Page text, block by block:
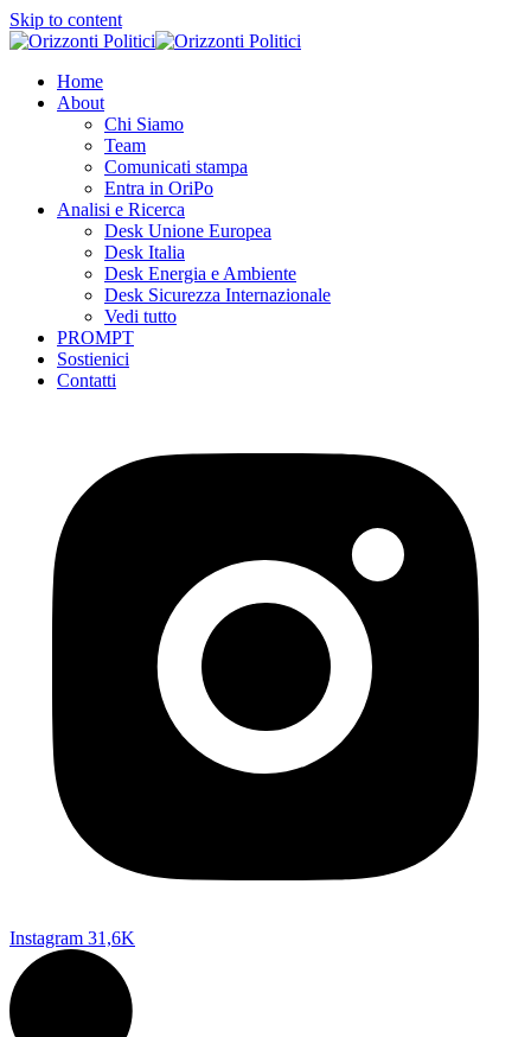
Skip to content
Home
About
Chi Siamo
Team
Comunicati stampa
Entra in OriPo
Analisi e Ricerca
Desk Unione Europea
Desk Italia
Desk Energia e Ambiente
Desk Sicurezza Internazionale
Vedi tutto
PROMPT
Sostienici
Contatti
Instagram 31,6K